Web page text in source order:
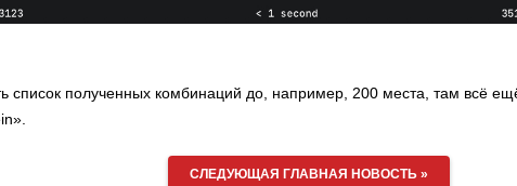
список полученных комбинаций до, например, 200 места, там всё
СЛЕДУЮЩАЯ ГЛАВНАЯ НОВОСТЬ »